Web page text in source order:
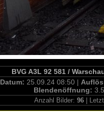
BVG A3L 92 581 /
Datum: 25.09.24 08:50 |
Blendenöffnung:
Anzahl Bilder: 96 |